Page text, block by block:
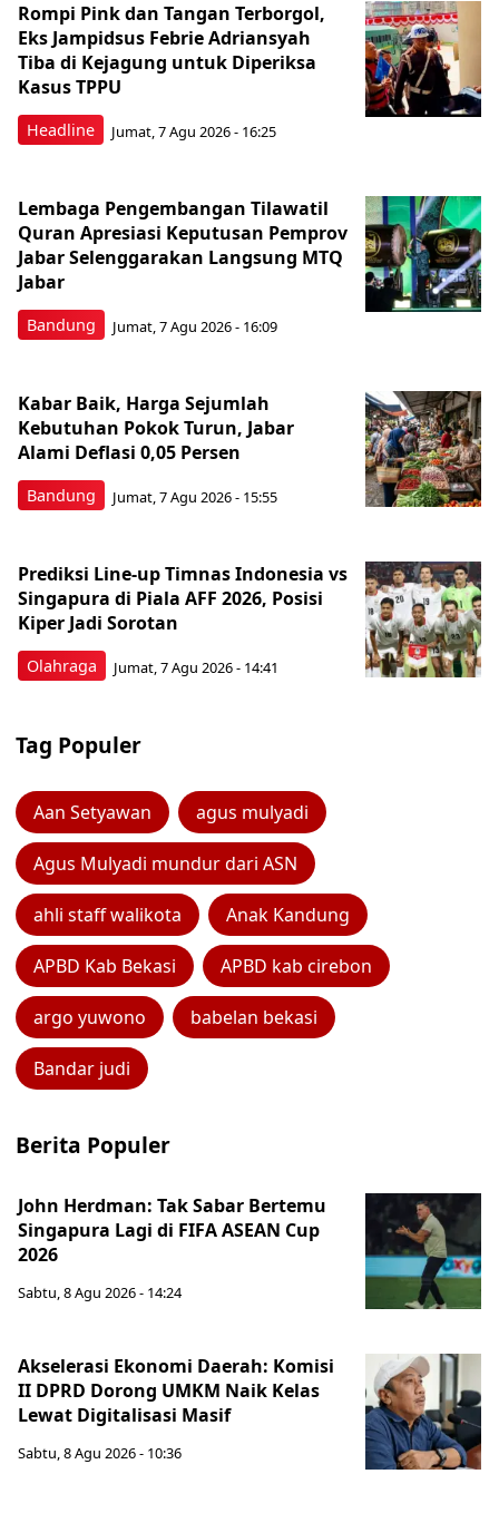
Headline
Rompi Pink dan Tangan Terborgol,
Eks Jampidsus Febrie Adriansyah
Tiba di Kejagung untuk Diperiksa
Kasus TPPU
Jumat, 7 Agu 2026 - 16:25
Bandung
Lembaga Pengembangan Tilawatil
Quran Apresiasi Keputusan Pemprov
Jabar Selenggarakan Langsung MTQ
Jabar
Jumat, 7 Agu 2026 - 16:09
Bandung
Kabar Baik, Harga Sejumlah
Kebutuhan Pokok Turun, Jabar
Alami Deflasi 0,05 Persen
Jumat, 7 Agu 2026 - 15:55
Olahraga
Prediksi Line-up Timnas Indonesia vs
Singapura di Piala AFF 2026, Posisi
Kiper Jadi Sorotan
Jumat, 7 Agu 2026 - 14:41
Tag Populer
Aan Setyawan agus mulyadi
Agus Mulyadi mundur dari ASN
ahli staff walikota Anak Kandung
APBD Kab Bekasi APBD kab cirebon
argo yuwono babelan bekasi
Bandar judi
Berita Populer
John Herdman: Tak Sabar Bertemu
Singapura Lagi di FIFA ASEAN Cup
2026
Sabtu, 8 Agu 2026 - 14:24
Akselerasi Ekonomi Daerah: Komisi
II DPRD Dorong UMKM Naik Kelas
Lewat Digitalisasi Masif
Sabtu, 8 Agu 2026 - 10:36